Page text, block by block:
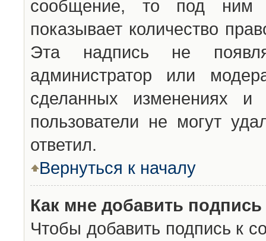
сообщение, то под ним
показывает количество
Эта надпись не
администратор или
сделанных изменениях
пользователи не могут
ответил.
Вернуться к началу
Как мне добавить
Чтобы добавить подпись к